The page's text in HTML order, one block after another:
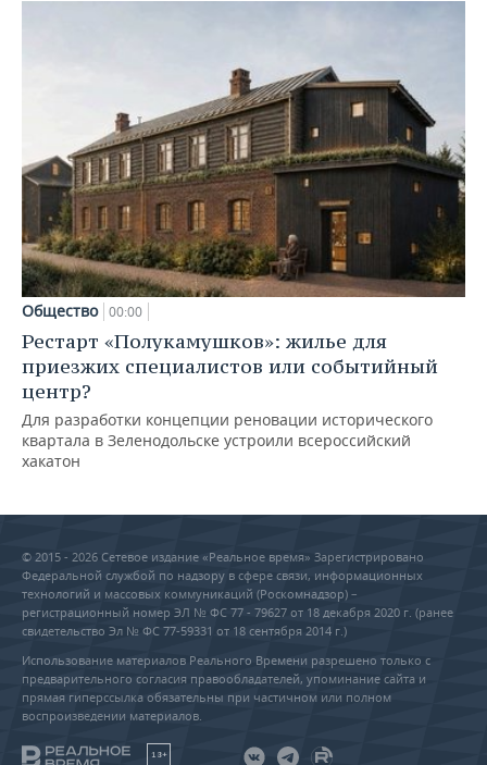
Общество 00:00
Рестарт «Полукамушков»: жилье для
приезжих специалистов или событийный
центр?
Для разработки концепции реновации исторического
квартала в Зеленодольске устроили всероссийский
хакатон
© 2015 - 2026 Сетевое издание «Реальное время» Зарегистрировано
Федеральной службой по надзору в сфере связи, информационных
технологий и массовых коммуникаций (Роскомнадзор) –
регистрационный номер ЭЛ № ФС 77 - 79627 от 18 декабря 2020 г. (ранее
свидетельство Эл № ФС 77-59331 от 18 сентября 2014 г.)
Использование материалов Реального Времени разрешено только с
предварительного согласия правообладателей, упоминание сайта и
прямая гиперссылка обязательны при частичном или полном
воспроизведении материалов.
18+